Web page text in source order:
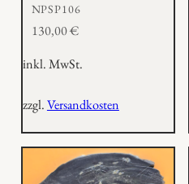
NPSP106
130,00€
inkl. MwSt.
zzgl.Versandkosten